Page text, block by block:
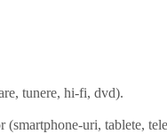
tunere, hi-fi, dvd).
(smartphone-uri, tablete,